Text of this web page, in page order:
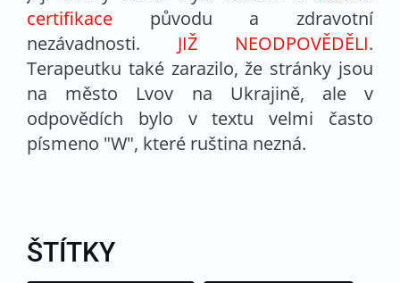
certifikace původu a zdravotní
nezávadnosti. JIŽ NEODPOVĚDĚLI.
Terapeutku také zarazilo, že stránky jsou
na město Lvov na Ukrajině, ale v
odpovědích bylo v textu velmi často
písmeno "W", které ruština nezná.
ŠTÍTKY